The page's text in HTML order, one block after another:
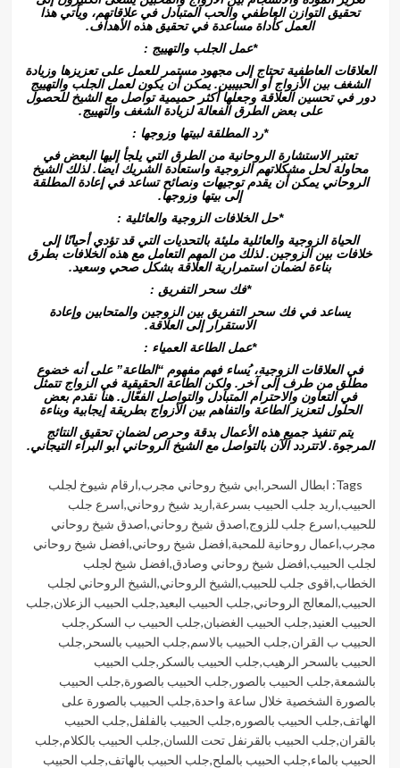
تحقيق التوازن العاطفي والحب المتبادل في علاقاتهم، ويأتي هذا
العمل كأداة مساعدة في تحقيق هذه الأهداف.
*عمل الجلب والتهييج :
العلاقات العاطفية تحتاج إلى مجهود مستمر للعمل على تعزيزها وزيادة
الشغف بين الأزواج أو الحبيبين. يمكن أن يكون لعمل الجلب والتهييج
دور في تحسين العلاقة وجعلها أكثر حميمية تواصل مع الشيخ للحصول
على بعض الطرق الفعالة لزيادة الشغف والتهييج.
*رد المطلقة لبيتها وزوجها :
تعتبر الاستشارة الروحانية من الطرق التي يلجأ إليها البعض في
محاولة لحل مشكلاتهم الزوجية واستعادة الشريك ايضا. لذلك الشيخ
الروحاني يمكن أن يقدم توجيهات ونصائح تساعد في إعادة المطلقة
إلى بيتها وزوجها.
*حل الخلافات الزوجية والعائلية :
الحياة الزوجية والعائلية مليئة بالتحديات التي قد تؤدي أحيانًا إلى
خلافات بين الزوجين. لذلك من المهم التعامل مع هذه الخلافات بطرق
بناءة لضمان استمرارية العلاقة بشكل صحي وسعيد.
*فك سحر التفريق :
يساعد في فك سحر التفريق بين الزوجين والمتحابين وإعادة
الاستقرار إلى العلاقة.
*عمل الطاعة العمياء :
في العلاقات الزوجية، يُساء فهم مفهوم “الطاعة” على أنه خضوع
مطلق من طرف إلى آخر. ولكن الطاعة الحقيقية في الزواج تتمثل
في التعاون والاحترام المتبادل والتواصل الفعّال. هنا نقدم بعض
الحلول لتعزيز الطاعة والتفاهم بين الأزواج بطريقة إيجابية وبناءة
يتم تنفيذ جميع هذه الأعمال بدقة وحرص لضمان تحقيق النتائج
المرجوة. لاتتردد الآن بالتواصل مع الشيخ الروحاني أبو البراء التيجاني.
Tags: ابطال السحر ,ابي شيخ روحاني مجرب,ارقام شيوخ لجلب
الحبيب,اريد جلب الحبيب بسرعة,اريد شيخ روحاني,اسرع جلب
للحبيب,اسرع جلب للزوج,اصدق شيخ روحاني,اصدق شيخ روحاني
مجرب,اعمال روحانية للمحبة,افضل شيخ روحاني,افضل شيخ روحاني
لجلب الحبيب,افضل شيخ روحاني وصادق,افضل شيخ لجلب
الخطاب,اقوى جلب للحبيب,الشيخ الروحاني,الشيخ الروحاني لجلب
الحبيب,المعالج الروحاني,جلب الحبيب البعيد,جلب الحبيب الزعلان,جلب
الحبيب العنيد,جلب الحبيب الغضبان,جلب الحبيب ب السكر ,جلب
الحبيب ب القران,جلب الحبيب بالاسم,جلب الحبيب بالسحر ,جلب
الحبيب بالسحر الرهيب,جلب الحبيب بالسكر ,جلب الحبيب
بالشمعة,جلب الحبيب بالصور ,جلب الحبيب بالصورة,جلب الحبيب
بالصورة الشخصية خلال ساعة واحدة,جلب الحبيب بالصورة على
الهاتف,جلب الحبيب بالصوره,جلب الحبيب بالفلفل,جلب الحبيب
بالقران,جلب الحبيب بالقرنفل تحت اللسان,جلب الحبيب بالكلام,جلب
الحبيب بالماء,جلب الحبيب بالملح,جلب الحبيب بالهاتف,جلب الحبيب